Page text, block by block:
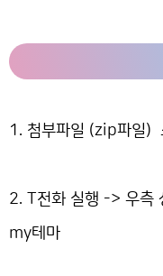
1. 첨부파일 (zip파일)
2. T전화 실행 -> 우측
my테마